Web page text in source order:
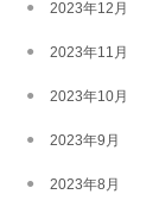
2023年12月
2023年11月
2023年10月
2023年9月
2023年8月